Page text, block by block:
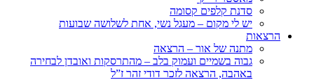
סדנת קלפים קסומה
יש לי מקום – מעגל נשי, אחת לשלושה שבועות
הרצאות
מתנה של אור – הרצאה
גבוה בשמיים ועמוק בלב – מהתרסקות ואובדן לבחירה
באהבה, הרצאה לזכר דודי זהר ז”ל